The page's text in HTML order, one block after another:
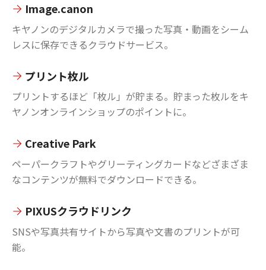
Image.canon
キヤノンのデジタルカメラで撮った写真・動画をシーム
レスに保存できるクラウドサービス。
プリント枚ル
プリントするほど「枚ル」が貯まる。貯まった枚ルをキ
ヤノンオンラインショップのポイントに。
Creative Park
ペーパークラフトやグリーティングカードなどざまざま
なコンテンツが無料でダウンロードできる。
PIXUSクラウドリンク
SNSや写真共有サイトから写真や文書のプリントが可
能。